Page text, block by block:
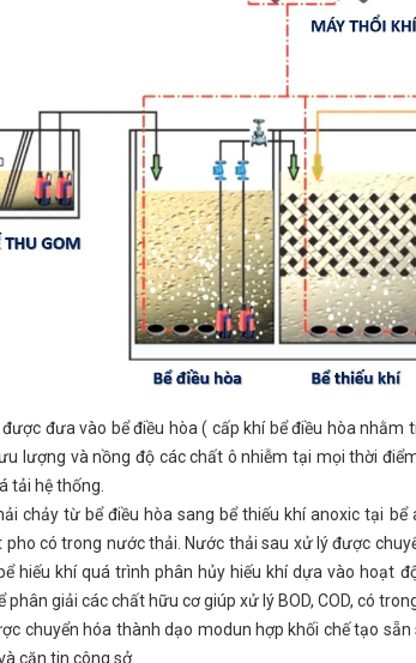
đưa vào bể điều hòa ( cấp khí bể điều hòa
lượng và nồng độ các chất ô nhiễm tại mọi thời
tải hệ thống.
chảy từ bể điều hòa sang bể thiếu khí anoxic tại
có trong nước thải. Nước thải sau xử lý được
hiếu khí quá trình phân hủy hiếu khí dựa vào hoạt
giải các chất hữu cơ giúp xử lý BOD, COD, có
chuyển hóa thành dạo modun hợp khối chế tạo
căn tin công sở.